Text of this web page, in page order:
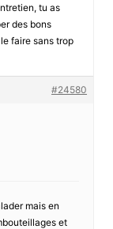
tu as
des bons
faire sans trop
#24580
mais en
et